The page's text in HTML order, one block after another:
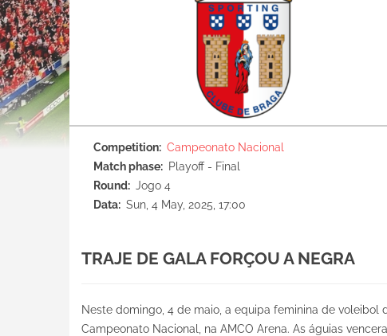
Competition
Campeonato Nacional
Match phase
Playoff - Final
Round
Jogo 4
Data
Sun, 4 May, 2025, 17:00
TRAJE DE GALA FORÇOU A NEGRA
Neste domingo, 4 de maio, a equipa feminina de voleibol
Campeonato Nacional, na AMCO Arena. As águias